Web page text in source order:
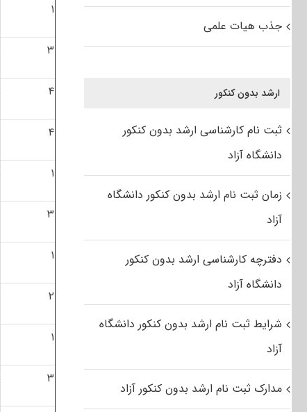
۱
۳
۴
۴
۱
۳
۱
۲
۱
۳
جذب هیات علمی
ارشد بدون کنکور
ثبت نام کارشناسی ارشد بدون کنکور
دانشگاه آزاد
زمان ثبت نام ارشد بدون کنکور دانشگاه
آزاد
دفترچه کارشناسی ارشد بدون کنکور
دانشگاه آزاد
شرایط ثبت نام ارشد بدون کنکور دانشگاه
آزاد
مدارک ثبت نام ارشد بدون کنکور آزاد